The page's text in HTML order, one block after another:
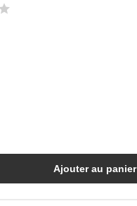
Ajouter au panier